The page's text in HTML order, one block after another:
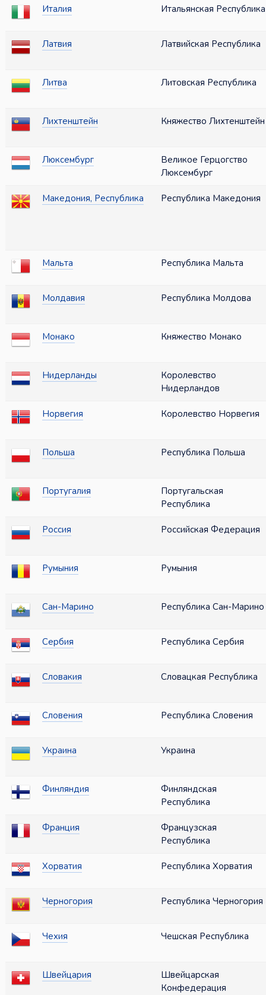
Италия Итальянская Республика
Латвия Латвийская Республика
Литва Литовская Республика
Лихтенштейн Княжество Лихтенштейн
Люксембург
Великое Герцогство
Люксембург
Македония, Республика Республика Македония
Мальта Республика Мальта
Молдавия Республика Молдова
Монако Княжество Монако
Нидерланды
Королевство
Нидерландов
Норвегия Королевство Норвегия
Польша Республика Польша
Португалия
Португальская
Республика
Россия Российская Федерация
Румыния Румыния
Сан-Марино Республика Сан-Марино
Сербия Республика Сербия
Словакия Словацкая Республика
Словения Республика Словения
Украина Украина
Финляндия
Финляндская
Республика
Франция
Французская
Республика
Хорватия Республика Хорватия
Черногория Республика Черногория
Чехия Чешская Республика
Швейцария
Швейцарская
Конфедерация